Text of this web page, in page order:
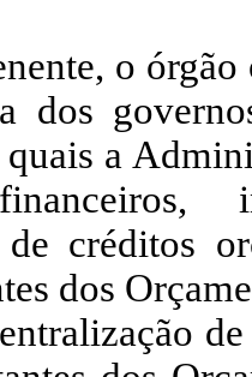
o
dos
a
de créditos
dos